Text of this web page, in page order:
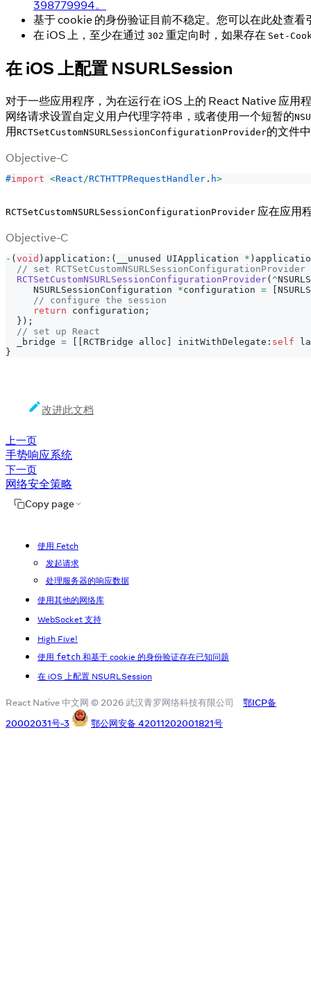
398779994。
基于 cookie 的身份验证目前不稳定。您可以在此处查看
在 iOS 上，至少在通过 302 重定向时，如果存在 Set-
在 iOS 上配置 NSURLSession
对于一些应用程序，为在运行在 iOS 上的 React Native 应用
网络请求设置自定义用户代理字符串，或者使用一个短暂的
用RCTSetCustomNSURLSessionConfigurationProvider的文件
Objective-C
#import <React/RCTHTTPRequestHandler . h>
RCTSetCustomNSURLSessionConfigurationProvider 应在应用
Objective-C
- ( void ) application : ( __unused UIApplication * )
// set RCTSetCustomNSURLSessionConfigurationProvider
RCTSetCustomNSURLSessionConfigurationProvider( ^
     NSURLSessionConfiguration
*configuration =
// configure the session
return configuration ;
} ) ;
// set up React
  _bridge
= RCTBridge alloc initWithDelegate : self
}
改进此文档
上一页
手势响应系统
下一页
网络安全策略
Copy page
使用 Fetch
发起请求
处理服务器的响应数据
使用其他的网络库
WebSocket 支持
High Five!
使用 fetch 和基于 cookie 的身份验证存在已知问题
在 iOS 上配置 NSURLSession
React Native 中文网 © 2026 武汉青罗网络科技有限公司
鄂ICP备
20002031号-3
鄂公网安备 42011202001821号